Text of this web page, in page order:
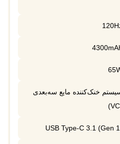
خنک‌کننده مایع سه‌بعدی
USB Type-C 3.1 (Gen